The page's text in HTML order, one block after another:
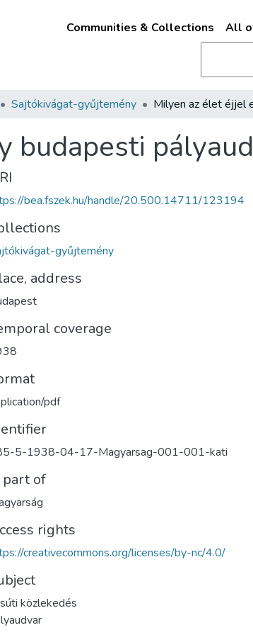
Communities & Collections All
Sajtókivágat-gyűjtemény
budapesti
bea.fszek.hu/handle/20.500.14711/123194
gyűjtemény
address
coverage
pdf
5-1938-04-17-Magyarsag-001-001-kati
part of
rights
creativecommons.org/licenses/by-nc/4.0/
közlekedés